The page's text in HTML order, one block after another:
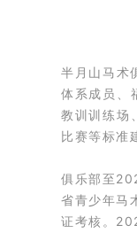
半月山马术
体系成员、
教训训练场
比赛等标准
俱乐部至
省青少年马
证考核。